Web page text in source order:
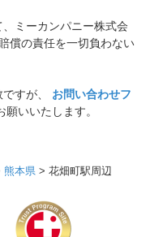
ミーカンパニー株式会
償の責任を一切負わない
すが、 お問い合わせフ
いいたします。
熊本県 > 花畑町駅周辺